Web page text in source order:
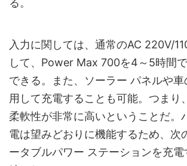
る。
入力に関しては、通常のAC 220V/
して、Power Max 700を4～5時間
できる。また、ソーラー パネルや
用して充電することも可能。つまり
柔軟性が非常に高いということだ。
電は望みどおりに機能するため、次
ータブルパワー ステーションを充